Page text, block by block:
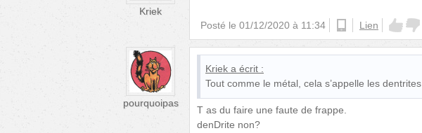
Kriek
Posté le 01/12/2020 à 11:34 Lien
pourquoipas
Kriek a écrit :
Tout comme le métal, cela s’appelle les dentrites
T as du faire une faute de frappe.
denDrite non?